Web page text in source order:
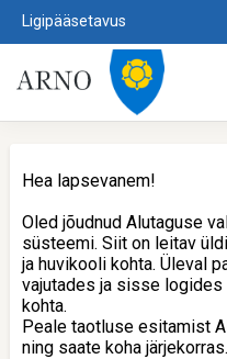
Ligipääsetavus
Hea lapsevanem!
Oled jõudnud Alutaguse
süsteemi. Siit on leitav
ja huvikooli kohta. Üleval
vajutades ja sisse
kohta.
Peale taotluse esitamist
ning saate koha järjekorras.